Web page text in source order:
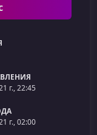
г., 22:45
г., 02:00